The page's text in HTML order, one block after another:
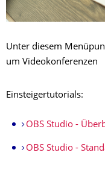
Unter diesem
um Videokonferenzen
Einsteigertutorials:
OBS Studio -
OBS Studio -